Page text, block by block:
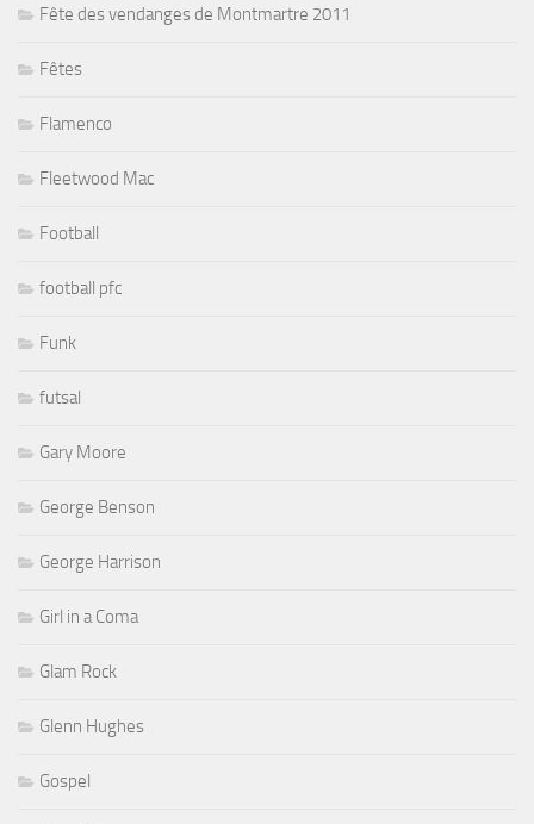
Fête des vendanges de Montmartre 2011
Fêtes
Flamenco
Fleetwood Mac
Football
football pfc
Funk
futsal
Gary Moore
George Benson
George Harrison
Girl in a Coma
Glam Rock
Glenn Hughes
Gospel